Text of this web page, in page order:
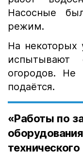
Насосные
режим.
На
испытывают
огородов. Не
подаётся.
«Работы по